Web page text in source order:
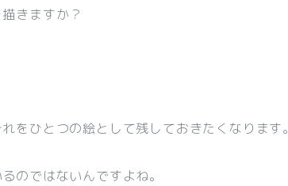
きますか？
をひとつの絵として残しておきたくなります。
のではないんですよね。